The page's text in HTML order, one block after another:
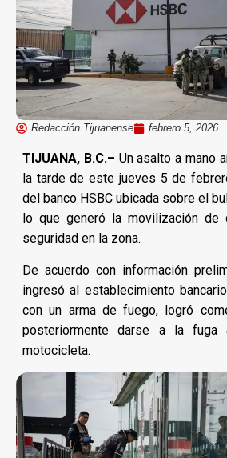
Redacción Tijuanense febrero 5, 2026
TIJUANA, B.C.– Un asalto a mano
la tarde de este jueves 5 de
del banco HSBC ubicada sobre el
lo que generó la movilización de
seguridad en la zona.
De acuerdo con información
ingresó al establecimiento
con un arma de fuego, logró
posteriormente darse a la
motocicleta.